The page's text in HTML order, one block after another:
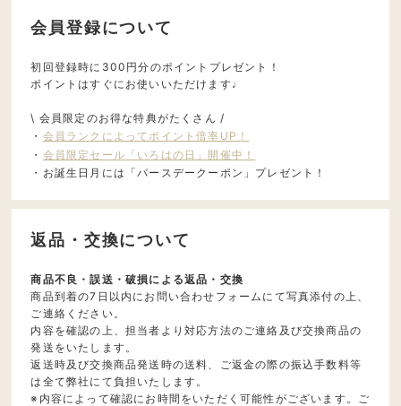
会員登録について
初回登録時に300円分のポイントプレゼント！
ポイントはすぐにお使いいただけます♩
\ 会員限定のお得な特典がたくさん /
・ 会員ランクによってポイント倍率UP！
・ 会員限定セール「いろはの日」開催中！
・お誕生日月には「バースデークーポン」プレゼント！
返品・交換について
商品不良・誤送・破損による返品・交換
商品到着の7日以内にお問い合わせフォームにて写真添付の上、
ご連絡ください。
内容を確認の上、担当者より対応方法のご連絡及び交換商品の
発送をいたします。
返送時及び交換商品発送時の送料、ご返金の際の振込手数料等
は全て弊社にて負担いたします。
※内容によって確認にお時間をいただく可能性がございます。ご